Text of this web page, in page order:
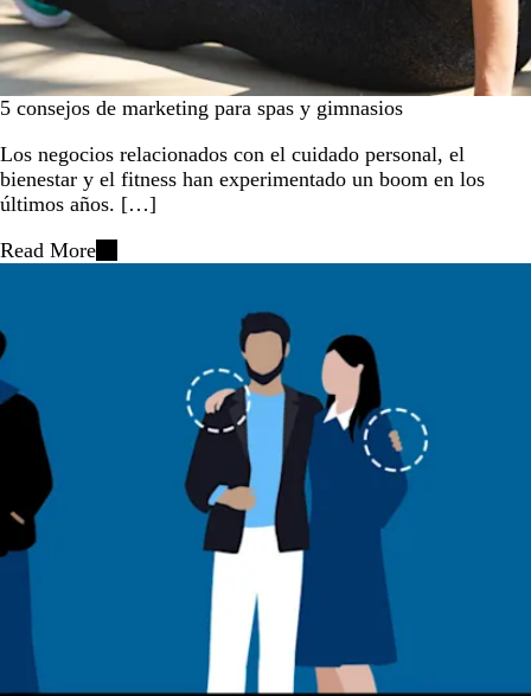
5 consejos de marketing para spas y gimnasios
Los negocios relacionados con el cuidado personal, el
bienestar y el fitness han experimentado un boom en los
últimos años. […]
Read More